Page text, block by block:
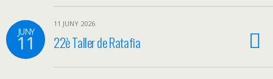
JUNY
11
11 JUNY 2026
22è Taller de Ratafia